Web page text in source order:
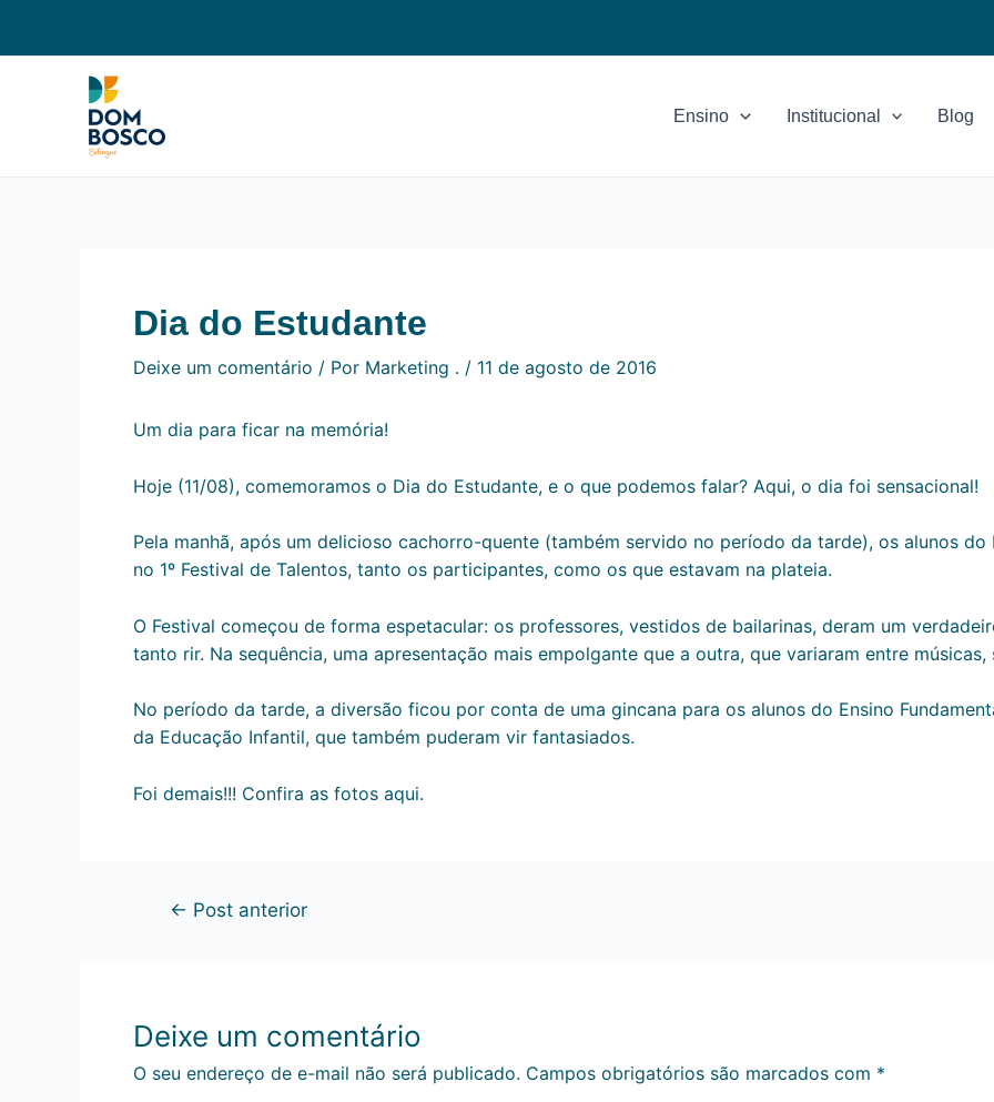
Ensino Institucional Blog
Dia do Estudante
Deixe um comentário / Por Marketing . / 11 de agosto de 2016
Um dia para ficar na memória!
Hoje (11/08), comemoramos o Dia do Estudante, e o que podemos falar? Aqui, o dia foi sensacional!
Pela manhã, após um delicioso cachorro-quente (também servido no período da tarde), os alunos do
no 1º Festival de Talentos, tanto os participantes, como os que estavam na plateia.
O Festival começou de forma espetacular: os professores, vestidos de bailarinas, deram um
tanto rir. Na sequência, uma apresentação mais empolgante que a outra, que variaram entre músicas,
No período da tarde, a diversão ficou por conta de uma gincana para os alunos do Ensino
da Educação Infantil, que também puderam vir fantasiados.
Foi demais!!! Confira as fotos aqui.
← Post anterior
Deixe um comentário
O seu endereço de e-mail não será publicado. Campos obrigatórios são marcados com *